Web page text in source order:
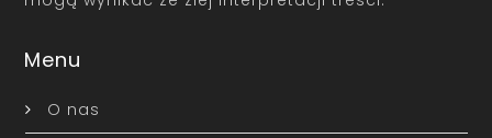
Menu
O nas